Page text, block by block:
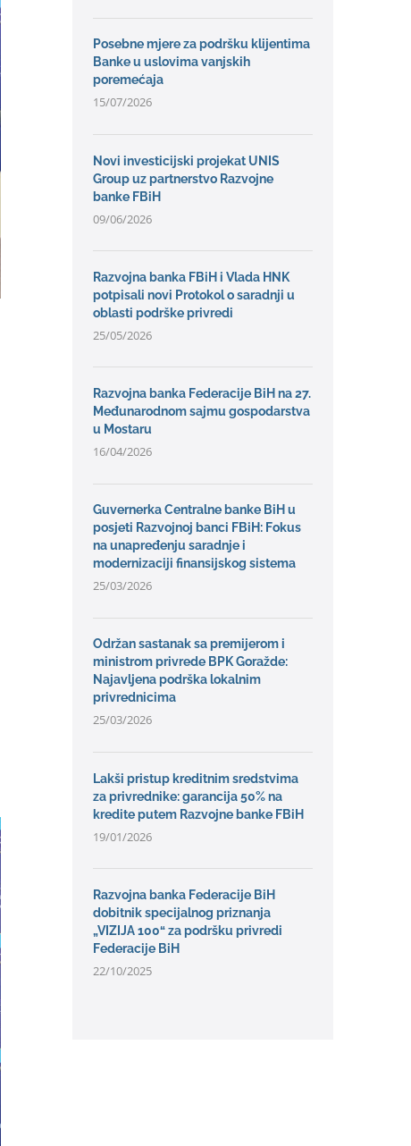
Posebne mjere za podršku klijentima
Banke u uslovima vanjskih
poremećaja
15/07/2026
Novi investicijski projekat UNIS
Group uz partnerstvo Razvojne
banke FBiH
09/06/2026
Razvojna banka FBiH i Vlada HNK
potpisali novi Protokol o saradnji u
oblasti podrške privredi
25/05/2026
Razvojna banka Federacije BiH na 27.
Međunarodnom sajmu gospodarstva
u Mostaru
16/04/2026
Guvernerka Centralne banke BiH u
posjeti Razvojnoj banci FBiH: Fokus
na unapređenju saradnje i
modernizaciji finansijskog sistema
25/03/2026
Održan sastanak sa premijerom i
ministrom privrede BPK Goražde:
Najavljena podrška lokalnim
privrednicima
25/03/2026
Lakši pristup kreditnim sredstvima
za privrednike: garancija 50% na
kredite putem Razvojne banke FBiH
19/01/2026
Razvojna banka Federacije BiH
dobitnik specijalnog priznanja
„VIZIJA 100“ za podršku privredi
Federacije BiH
22/10/2025